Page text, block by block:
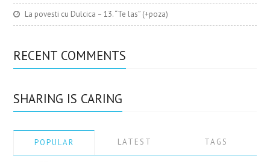
La povesti cu Dulcica – 13. “Te las” (+poza)
RECENT COMMENTS
SHARING IS CARING
POPULAR LATEST TAGS